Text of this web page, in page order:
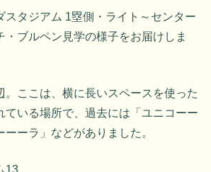
スタジアム 1塁側・ライト～センター
・ブルペン見学の様子をお届けしま
。ここは、横に長いスペースを使った
ている場所で、過去には「ユニコーー
ーラ」などがありました。